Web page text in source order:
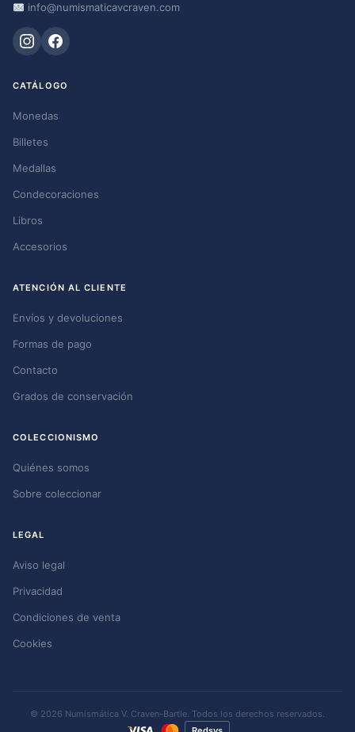
info@numismaticavcraven.com
CATÁLOGO
Monedas
Billetes
Medallas
Condecoraciones
Libros
Accesorios
ATENCIÓN AL CLIENTE
Envíos y devoluciones
Formas de pago
Contacto
Grados de conservación
COLECCIONISMO
Quiénes somos
Sobre coleccionar
LEGAL
Aviso legal
Privacidad
Condiciones de venta
Cookies
© 2026 Numismática V. Craven-Bartle. Todos los derechos reservados.